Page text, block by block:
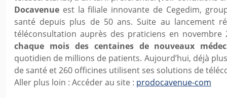
Docavenue est la filiale innovante de Cegedim,
santé depuis plus de 50 ans. Suite au lancement
téléconsultation auprès des praticiens en novembre
chaque mois des centaines de nouveaux
quotidien de millions de patients. Aujourd’hui, déjà
de santé et 260 officines utilisent ses solutions de
Aller plus loin : Accéder au site : prodocavenue-com